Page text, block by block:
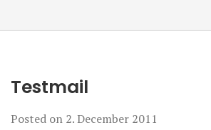
Testmail
Posted on 2. December 2011